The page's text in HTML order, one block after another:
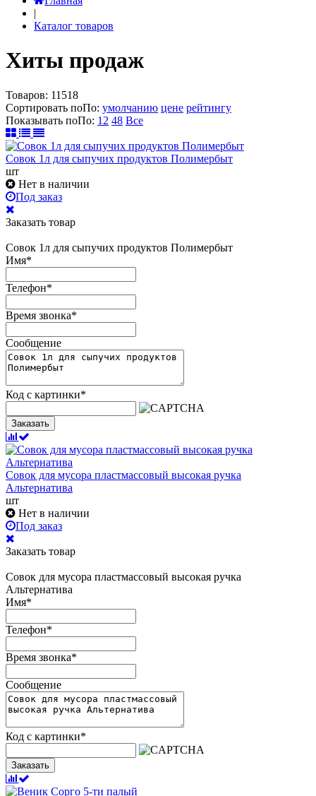
|
Каталог товаров
Хиты продаж
Товаров: 11518
Сортировать поПо: умолчанию цене рейтингу
Показывать поПо: 12 48 Все
Совок 1л для сыпучих продуктов Полимербыт
шт
Нет в наличии
Под заказ
Заказать товар
Совок 1л для сыпучих продуктов Полимербыт
Имя*
Телефон*
Время звонка*
Сообщение
Код с картинки*
Заказать
Совок для мусора пластмассовый высокая ручка
Альтернатива
шт
Нет в наличии
Под заказ
Заказать товар
Совок для мусора пластмассовый высокая ручка
Альтернатива
Имя*
Телефон*
Время звонка*
Сообщение
Код с картинки*
Заказать